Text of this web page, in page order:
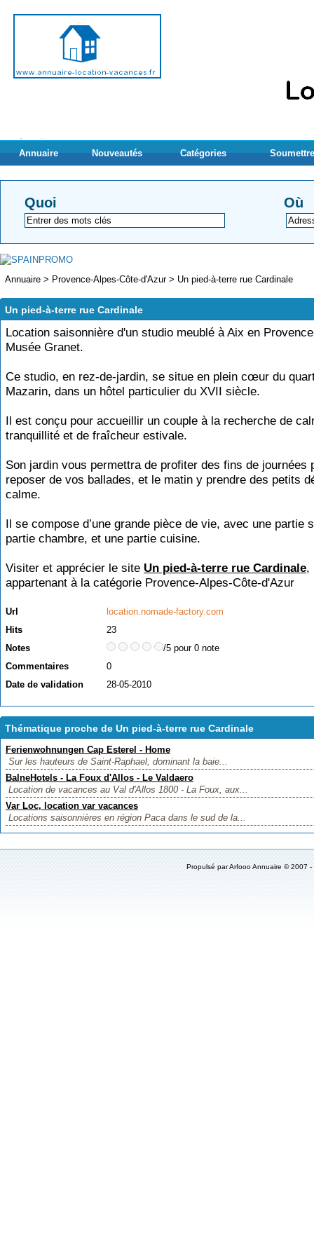
Annuaire Nouveautés Catégories
Quoi Où
Annuaire > Provence-Alpes-Côte-d'Azur> Un pied-à-terre rue Cardinale
Un pied-à-terre rue Cardinale
Location saisonnière d'un studio meublé à Aix en
Musée Granet.
Ce studio, en rez-de-jardin, se situe en plein cœur du
Mazarin, dans un hôtel particulier du XVII siècle.
Il est conçu pour accueillir un couple à la recherche de
tranquillité et de fraîcheur estivale.
Son jardin vous permettra de profiter des fins de journées
reposer de vos ballades, et le matin y prendre des petits
calme.
Il se compose d’une grande pièce de vie, avec une partie
partie chambre, et une partie cuisine.
Visiter et apprécier le site Un pied-à-terre rue Cardinale,
appartenant à la catégorie Provence-Alpes-Côte-d'Azur
Url
location.nomade-factory.com
Hits
23
Notes
/5 pour 0 note
Commentaires
0
Date de validation
28-05-2010
Thématique proche de Un pied-à-terre rue Cardinale
Ferienwohnungen Cap Esterel - Home
Sur les hauteurs de Saint-Raphael, dominant la baie...
BalneHotels - La Foux d'Allos - Le Valdaero
Location de vacances au Val d'Allos 1800 - La Foux, aux...
Var Loc, location var vacances
Locations saisonnières en région Paca dans le sud de la...
Propulsé par Arfooo Annuaire ©